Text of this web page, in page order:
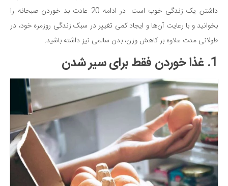
سینما و تئاتر
تلویزیون
موسیقی
چهره‌ها
عکاسی و هنرهای تجسمی
کتاب و کتاب‌خوانی
تاریخ
معماری
علمی
فناوری‌ها
نجوم و هوا فضا
داشتن یک زندگی خوب است. در ادامه 20 عادت بد خوردن صبحانه را
بخوانید و با رعایت آن‌ها و ایجاد کمی تغییر در سبک زندگی روزمره خود، در
طولانی مدت علاوه بر کاهش وزن، بدن سالمی نیز داشته باشید.
1. غذا خوردن فقط برای سیر شدن